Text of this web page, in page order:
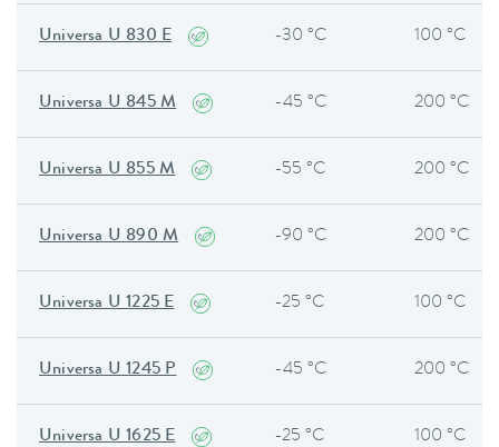
Universa U 830 E -30 °C 100 °C
Universa U 845 M -45 °C 200 °C
Universa U 855 M -55 °C 200 °C
Universa U 890 M -90 °C 200 °C
Universa U 1225 E -25 °C 100 °C
Universa U 1245 P -45 °C 200 °C
Universa U 1625 E -25 °C 100 °C